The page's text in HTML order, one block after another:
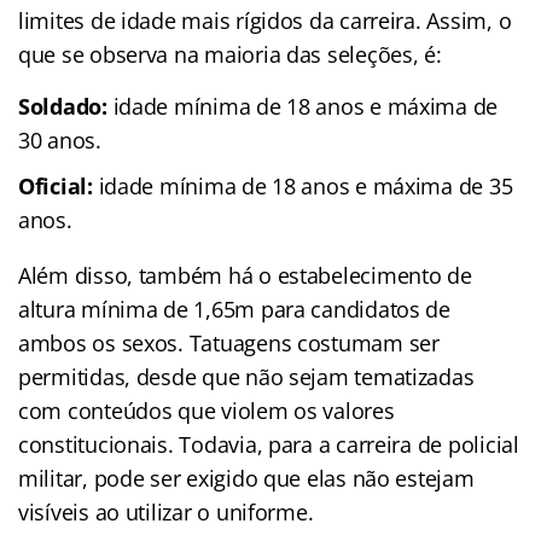
limites de idade mais rígidos da carreira. Assim, o
que se observa na maioria das seleções, é:
Soldado: idade mínima de 18 anos e máxima de
30 anos.
Oficial: idade mínima de 18 anos e máxima de 35
anos.
Além disso, também há o estabelecimento de
altura mínima de 1,65m para candidatos de
ambos os sexos. Tatuagens costumam ser
permitidas, desde que não sejam tematizadas
com conteúdos que violem os valores
constitucionais. Todavia, para a carreira de policial
militar, pode ser exigido que elas não estejam
visíveis ao utilizar o uniforme.